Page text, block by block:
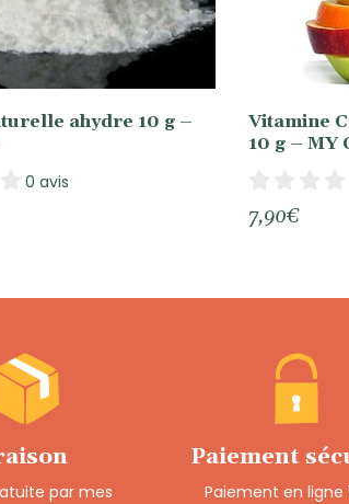
ahydre 10 g –
0 avis
Vitamine
10 g – MY
7,90€
par mes
Paiement
Paiement en ligne